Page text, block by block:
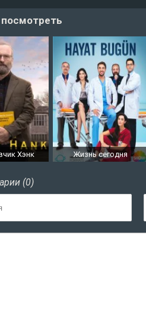
Хэнк Жизнь сегодня
(0)